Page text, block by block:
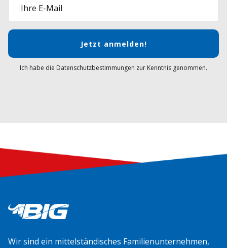
Ihre E-Mail
Jetzt anmelden!
Ich habe die Datenschutzbestimmungen zur Kenntnis genommen.
Wir sind ein mittelständisches Familienunternehmen,